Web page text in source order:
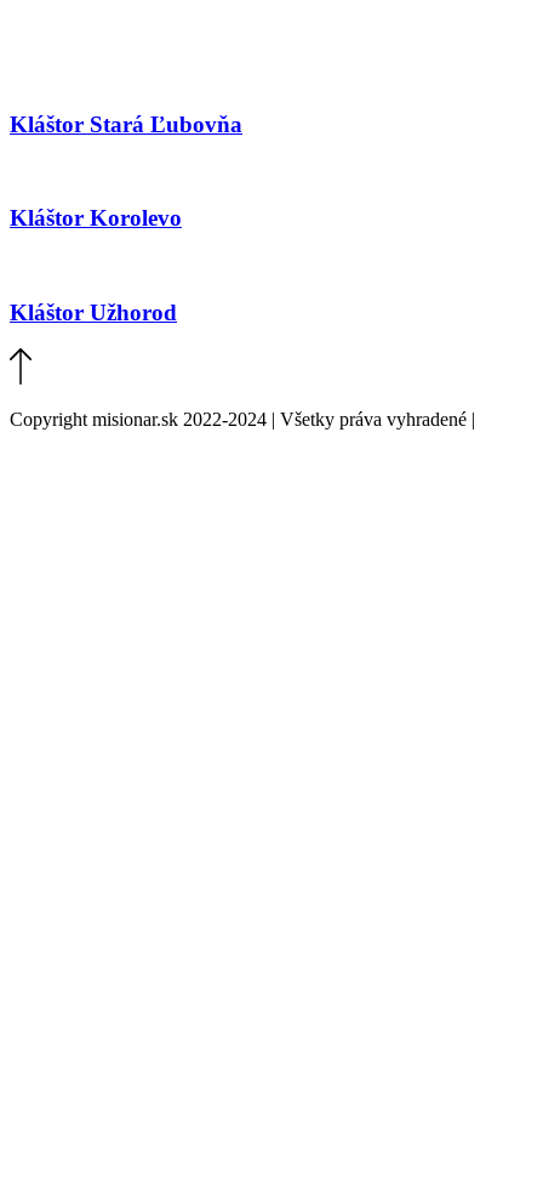
Kláštor Stará Ľubovňa
Kláštor Korolevo
Kláštor Užhorod
Copyright misionar.sk 2022-2024 | Všetky práva vyhradené |